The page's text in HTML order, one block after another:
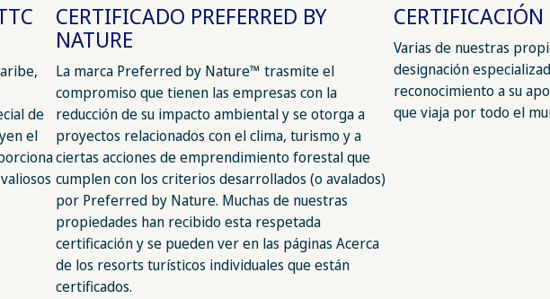
de
el
CERTIFICADO PREFERRED BY
NATURE
La marca Preferred by Nature™ trasmite el
compromiso que tienen las empresas con la
reducción de su impacto ambiental y se otorga a
proyectos relacionados con el clima, turismo y a
ciertas acciones de emprendimiento forestal que
cumplen con los criterios desarrollados (o avalados)
por Preferred by Nature. Muchas de nuestras
propiedades han recibido esta respetada
certificación y se pueden ver en las páginas Acerca
de los resorts turísticos individuales que están
certificados.
Varias de nuestras
designación
reconocimiento a su
que viaja por todo el